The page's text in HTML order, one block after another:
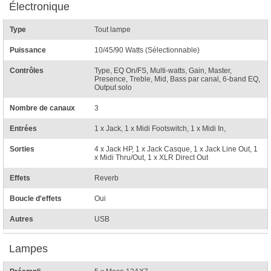
Électronique
Type Tout lampe
Puissance 10/45/90 Watts (Sélectionnable)
Contrôles
Type, EQ On/FS, Multi-watts, Gain, Master,
Presence, Treble, Mid, Bass par canal, 6-band EQ,
Output solo
Nombre de canaux 3
Entrées 1 x Jack, 1 x Midi Footswitch, 1 x Midi In,
Sorties
4 x Jack HP, 1 x Jack Casque, 1 x Jack Line Out, 1
x Midi Thru/Out, 1 x XLR Direct Out
Effets Reverb
Boucle d'effets Oui
Autres USB
Lampes